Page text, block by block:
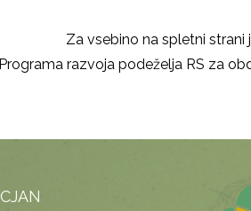
Za vsebino na spletni strani
Programa razvoja podeželja RS za